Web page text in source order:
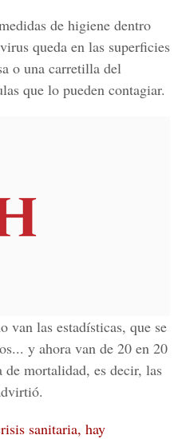
de higiene dentro
queda en las superficies
o una carretilla del
que lo pueden contagiar.
van las estadísticas, que se
y ahora van de 20 en 20
de mortalidad, es decir, las
sanitaria, hay